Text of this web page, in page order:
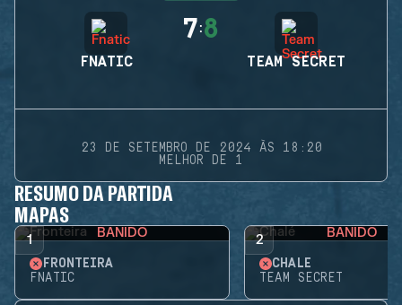
FNATIC
7:8
TEAM SECRET
23 DE SETEMBRO DE 2024 ÀS 18:20
MELHOR DE 1
RESUMO DA PARTIDA
MAPAS
1 BANIDO
FRONTEIRA
FNATIC
2 BANIDO
CHALÉ
TEAM SECRET